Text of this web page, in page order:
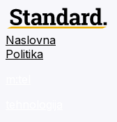
Naslovna
Politika